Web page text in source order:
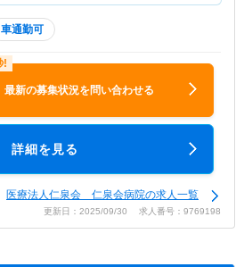
車通勤可
最新の募集状況を問い合わせる
詳細を見る
医療法人仁泉会 仁泉会病院の求人一覧
更新日：2025/09/30 求人番号：9769198